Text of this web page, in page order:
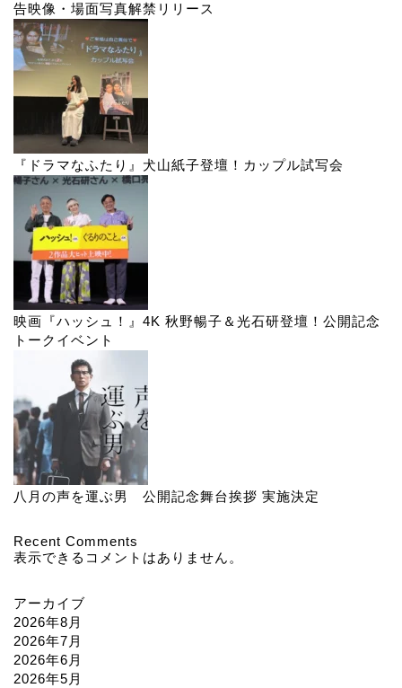
告映像・場面写真解禁リリース
『ドラマなふたり』犬山紙子登壇！カップル試写会
映画『ハッシュ！』4K 秋野暢子＆光石研登壇！公開記念
トークイベント
八月の声を運ぶ男 公開記念舞台挨拶 実施決定
Recent Comments
表示できるコメントはありません。
アーカイブ
2026年8月
2026年7月
2026年6月
2026年5月